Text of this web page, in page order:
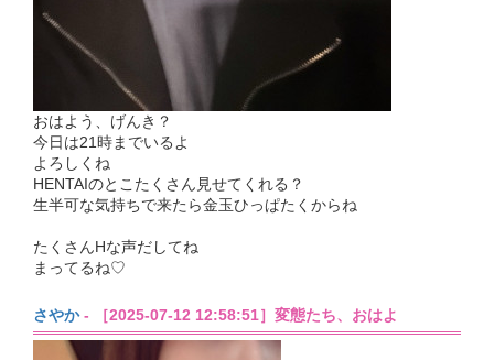
おはよう、げんき？
今日は21時までいるよ
よろしくね
HENTAIのとこたくさん見せてくれる？
生半可な気持ちで来たら金玉ひっぱたくからね
たくさんHな声だしてね
まってるね♡
さやか- ［2025-07-12 12:58:51］変態たち、おはよ